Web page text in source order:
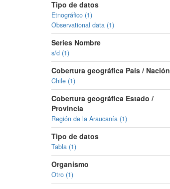
Tipo de datos
Etnográfico (1)
Observational data (1)
Series Nombre
s/d (1)
Cobertura geográfica País / Nación
Chile (1)
Cobertura geográfica Estado /
Provincia
Región de la Araucanía (1)
Tipo de datos
Tabla (1)
Organismo
Otro (1)